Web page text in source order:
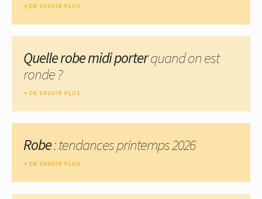
EN SAVOIR PLUS
Quelle robe midi porterquand on est
ronde ?
EN SAVOIR PLUS
Robe: tendances printemps 2026
EN SAVOIR PLUS